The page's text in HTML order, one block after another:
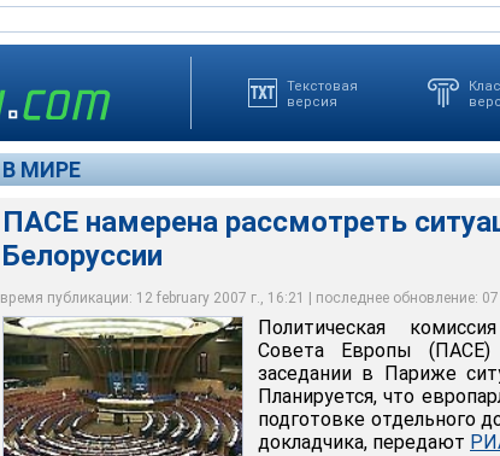
Текстовая
версия
В МИРЕ
ПАСЕ намерена рассмотреть
Белоруссии
время публикации: 12 february 2007 г., 16:21 | последнее обновление:
ПАСЕ намерена рассмотреть ситуацию в Чечне и
Архив NEWSru.com
Политическая
Совета Европы
заседании в Париже
Планируется, что
подготовке отдельного
докладчика, передают